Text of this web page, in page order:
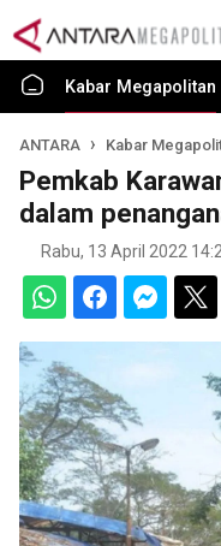
Kabar Megapolitan
ANTARA Kabar
Pemkab
dalam
Rabu, 13 April 2022